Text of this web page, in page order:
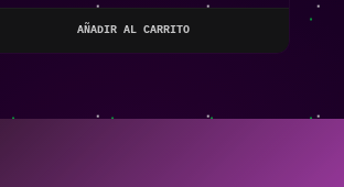
AÑADIR AL CARRITO